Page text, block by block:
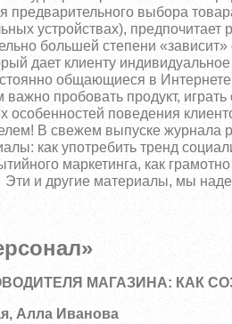
предварительного выбора
устройствах),
большей степени
дает клиенту
общающиеся в
пробовать продукт,
особенностей поведения
В свежем выпуске журнала
как употребить тренд
маркетинга, как
и другие материалы, мы
МАГАЗИНА: КАК
Алла Иванова